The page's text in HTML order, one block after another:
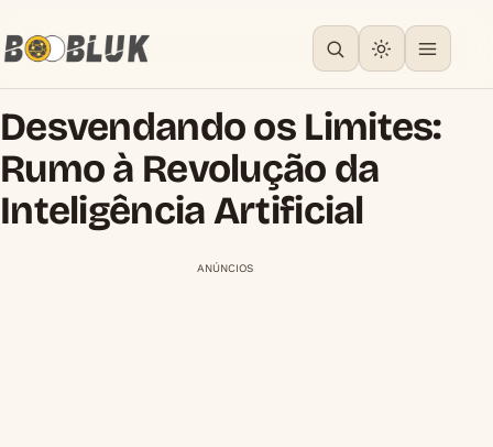
Desvendando os Limites:
Rumo à Revolução da
Inteligência Artificial
ANÚNCIOS